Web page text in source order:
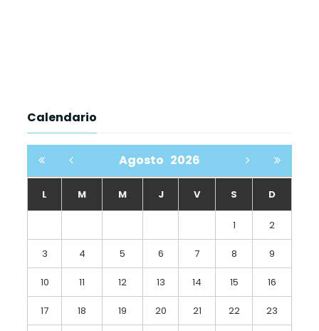
Calendario
Agosto 2026
L M M J V S D
1 2
3 4 5 6 7 8 9
10 11 12 13 14 15 16
17 18 19 20 21 22 23